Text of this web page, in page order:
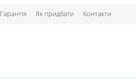
Гарантія Як придбати Контакти